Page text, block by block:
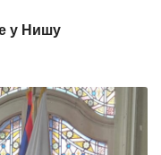
у Нишу